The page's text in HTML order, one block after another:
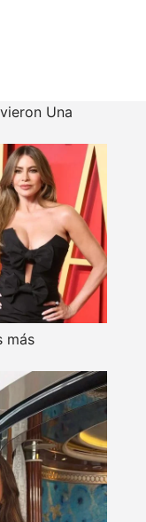
Una
más